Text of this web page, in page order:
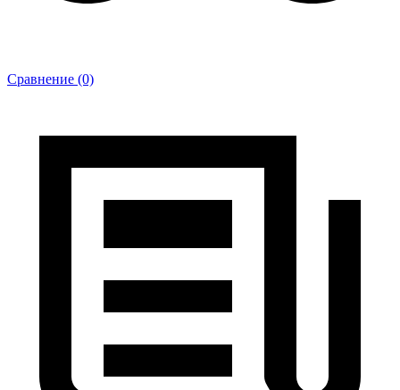
Сравнение (0)